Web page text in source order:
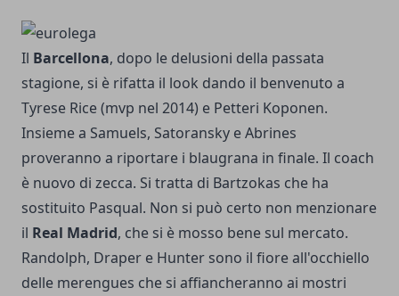
Il Barcellona, dopo le delusioni della passata
stagione, si è rifatta il look dando il benvenuto a
Tyrese Rice (mvp nel 2014) e Petteri Koponen.
Insieme a Samuels, Satoransky e Abrines
proveranno a riportare i blaugrana in finale. Il coach
è nuovo di zecca. Si tratta di Bartzokas che ha
sostituito Pasqual. Non si può certo non menzionare
il Real Madrid, che si è mosso bene sul mercato.
Randolph, Draper e Hunter sono il fiore all'occhiello
delle merengues che si affiancheranno ai mostri